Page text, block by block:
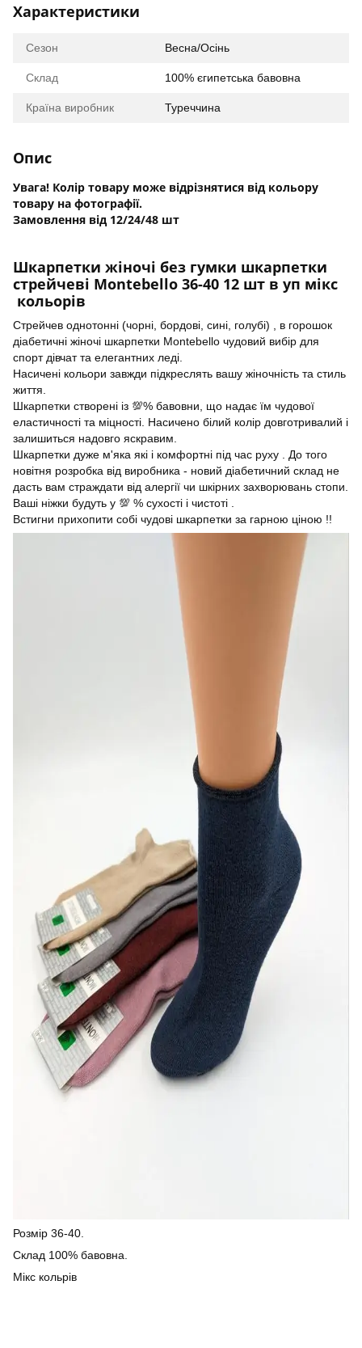
Характеристики
Сезон Весна/Осінь
Склад 100% єгипетська бавовна
Країна виробник Туреччина
Опис
Увага! Колір товару може відрізнятися від кольору
товару на фотографії.
Замовлення від 12/24/48 шт
Шкарпетки жіночі без гумки шкарпетки
стрейчеві Montebello 36-40 12 шт в уп мікс
кольорів
Стрейчев однотонні (чорні, бордові, сині, голубі) , в горошок
діабетичні жіночі шкарпетки Montebello чудовий вибір для
спорт дівчат та елегантних леді.
Насичені кольори завжди підкреслять вашу жіночність та стиль
життя.
Шкарпетки створені із 💯% бавовни, що надає їм чудової
еластичності та міцності. Насичено білий колір довготривалий і
залишиться надовго яскравим.
Шкарпетки дуже м'яка які і комфортні під час руху . До того
новітня розробка від виробника - новий діабетичний склад не
дасть вам страждати від алергії чи шкірних захворювань стопи.
Ваші ніжки будуть у 💯 % сухості і чистоті .
Встигни прихопити собі чудові шкарпетки за гарною ціною !!
Розмір 36-40.
Склад 100% бавовна.
Мікс кольрів